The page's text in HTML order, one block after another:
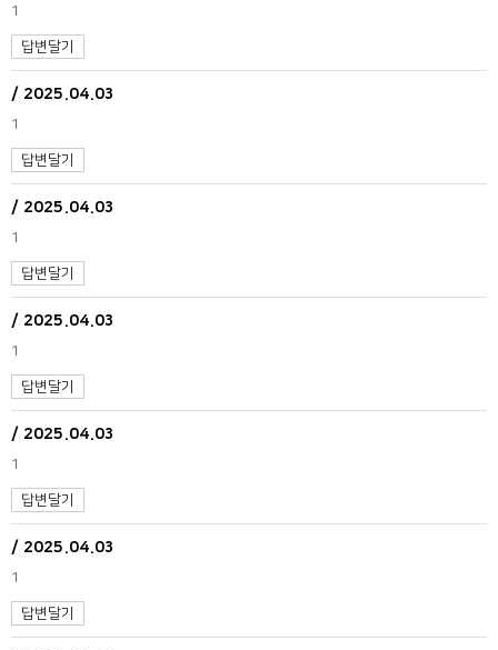
1
답변달기
/ 2025.04.03
1
답변달기
/ 2025.04.03
1
답변달기
/ 2025.04.03
1
답변달기
/ 2025.04.03
1
답변달기
/ 2025.04.03
1
답변달기